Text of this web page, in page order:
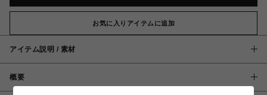
お気に入りアイテムに追加
アイテム説明 / 素材
概要